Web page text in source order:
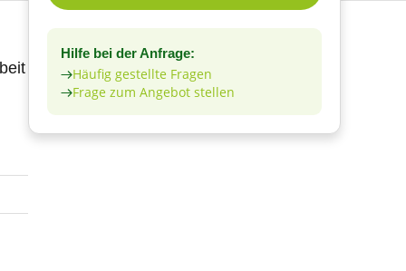
Hilfe bei der Anfrage:
Häufig gestellte Fragen
Frage zum Angebot stellen